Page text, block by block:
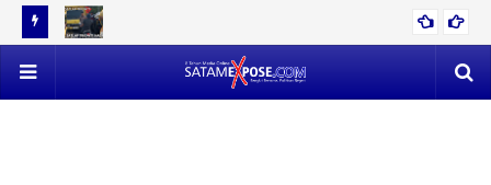
TON
EVAKUASI 53 TON TIMAH MENDAPAT PERLAWANAN SENGIT,
POLISI VS SATLAP TRICAKTI